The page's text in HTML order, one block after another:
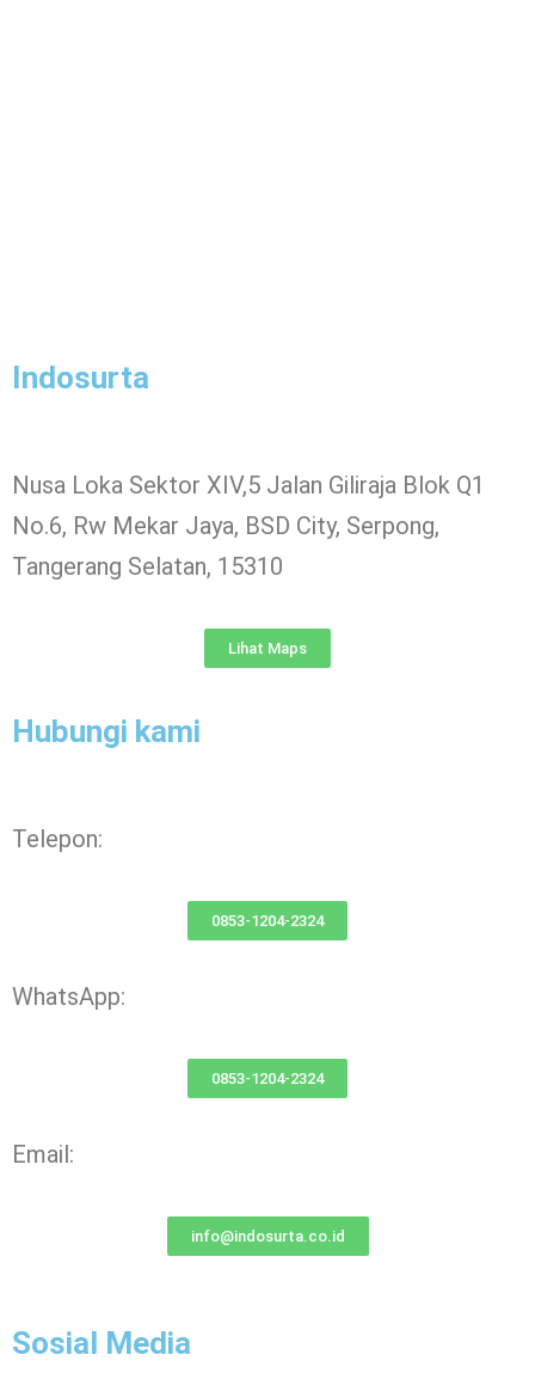
Indosurta
Nusa Loka Sektor XIV,5 Jalan Giliraja Blok Q1
No.6, Rw Mekar Jaya, BSD City, Serpong,
Tangerang Selatan, 15310
Lihat Maps
Hubungi kami
Telepon:
0853-1204-2324
WhatsApp:
0853-1204-2324
Email:
info@indosurta.co.id
Sosial Media